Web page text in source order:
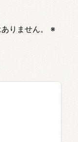
りません。
※